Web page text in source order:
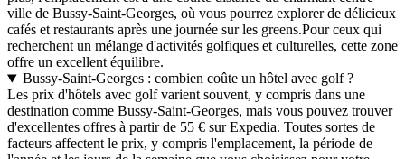
ville de Bussy-Saint-Georges, où vous pourrez explorer de délicieux
cafés et restaurants après une journée sur les greens.Pour ceux qui
recherchent un mélange d'activités golfiques et culturelles, cette zone
offre un excellent équilibre.
Bussy-Saint-Georges : combien coûte un hôtel avec golf ?
Les prix d'hôtels avec golf varient souvent, y compris dans une
destination comme Bussy-Saint-Georges, mais vous pouvez trouver
d'excellentes offres à partir de 55 € sur Expedia. Toutes sortes de
facteurs affectent le prix, y compris l'emplacement, la période de